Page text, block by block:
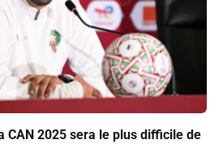
CAN 2025 sera le plus difficile de